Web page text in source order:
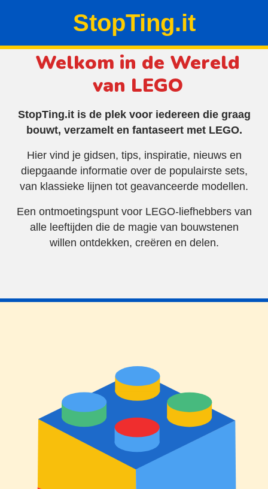
StopTing.it
Welkom in de Wereld
van LEGO
StopTing.it is de plek voor iedereen die graag
bouwt, verzamelt en fantaseert met LEGO.
Hier vind je gidsen, tips, inspiratie, nieuws en
diepgaande informatie over de populairste sets,
van klassieke lijnen tot geavanceerde modellen.
Een ontmoetingspunt voor LEGO-liefhebbers van
alle leeftijden die de magie van bouwstenen
willen ontdekken, creëren en delen.